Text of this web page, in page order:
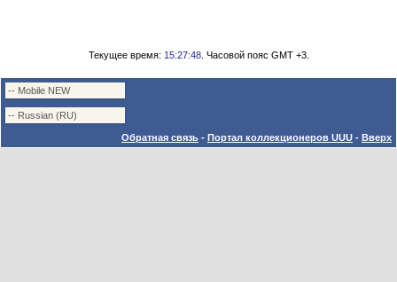
Текущее время: 15:27:48. Часовой пояс GMT +3.
Обратная связь - Портал коллекционеров UUU - Вверх